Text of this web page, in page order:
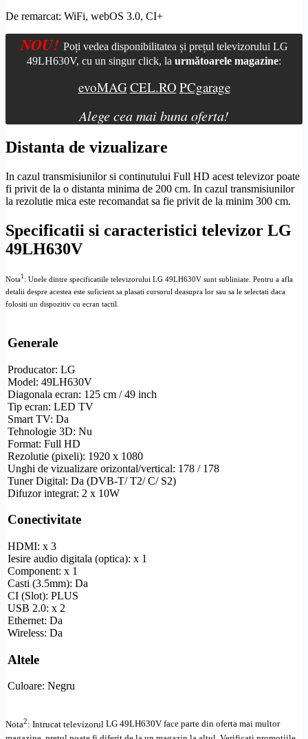
De remarcat: WiFi, webOS 3.0, CI+
NOU! Poți vedea disponibilitatea și prețul televizorului LG
49LH630V, cu un singur click, la următoarele magazine:
evoMAGCEL.RO PCgarage
Alege cea mai buna oferta!
Distanta de vizualizare
In cazul transmisiunilor si continutului Full HD acest televizor poate
fi privit de la o distanta minima de 200 cm. In cazul transmisiunilor
la rezolutie mica este recomandat sa fie privit de la minim 300 cm.
Specificatii si caracteristici televizor LG
49LH630V
Nota1 : Unele dintre specificatiile televizorului LG 49LH630V sunt subliniate. Pentru a afla
detalii despre acestea este suficient sa plasati cursorul deasupra lor sau sa le selectati daca
folositi un dispozitiv cu ecran tactil.
Generale
Producator: LG
Model: 49LH630V
Diagonala ecran: 125 cm / 49 inch
Tip ecran: LED TV
Smart TV: Da
Tehnologie 3D: Nu
Format: Full HD
Rezolutie (pixeli): 1920 x 1080
Unghi de vizualizare orizontal/vertical: 178 / 178
Tuner Digital: Da (DVB-T/ T2/ C/ S2)
Difuzor integrat: 2 x 10W
Conectivitate
HDMI: x 3
Iesire audio digitala (optica): x 1
Component: x 1
Casti (3.5mm): Da
CI (Slot): PLUS
USB 2.0: x 2
Ethernet: Da
Wireless: Da
Altele
Culoare: Negru
Nota2: Intrucat televizorul LG 49LH630V face parte din oferta mai multor